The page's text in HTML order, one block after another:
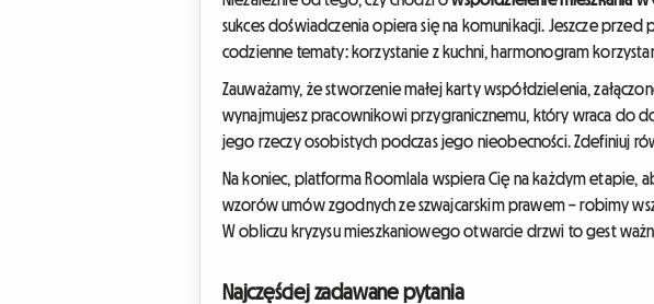
sukces doświadczenia opiera się na komunikacji. Jeszcze
codzienne tematy: korzystanie z kuchni, harmonogram
Zauważamy, że stworzenie małej karty współdzielenia,
wynajmujesz pracownikowi przygranicznemu, który wraca do
jego rzeczy osobistych podczas jego nieobecności. Zdefiniuj
Na koniec, platforma Roomlala wspiera Cię na każdym
wzorów umów zgodnych ze szwajcarskim prawem – robimy
W obliczu kryzysu mieszkaniowego otwarcie drzwi to gest
Najczęściej zadawane pytania